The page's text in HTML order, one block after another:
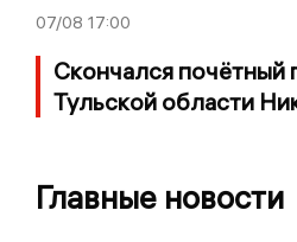
07/08 17:00
Скончался почётный
Тульской области
Главные новости